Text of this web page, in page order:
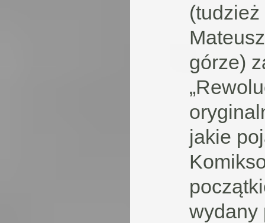
górze)
jakie
wydany